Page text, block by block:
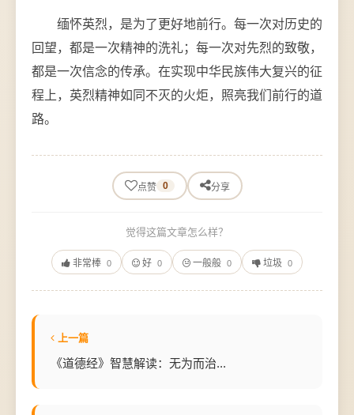
缅怀英烈，是为了更好地前行。每一次对历史的
回望，都是一次精神的洗礼；每一次对先烈的致敬，
都是一次信念的传承。在实现中华民族伟大复兴的征
程上，英烈精神如同不灭的火炬，照亮我们前行的道
路。
点赞 0 分享
觉得这篇文章怎么样？
非常棒 0 好 0 一般般 0 垃圾 0
上一篇
《道德经》智慧解读：无为而治...